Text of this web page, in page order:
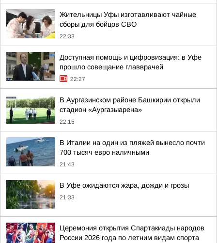
Жительницы Уфы изготавливают чайные
сборы для бойцов СВО
22:33
Доступная помощь и цифровизация: в Уфе
прошло совещание главврачей
22:27
В Аургазинском районе Башкирии открыли
стадион «Аургазыарена»
22:15
В Италии на один из пляжей вынесло почти
700 тысяч евро наличными
21:43
В Уфе ожидаются жара, дожди и грозы
21:33
Церемония открытия Спартакиады народов
России 2026 года по летним видам спорта